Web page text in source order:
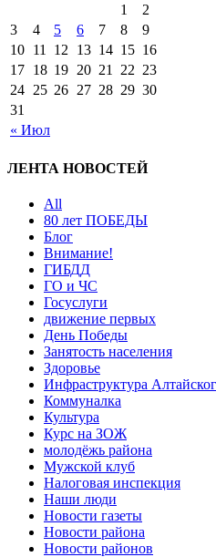
« Июл
1
2
3
4 5 6 7 8
9
10 11 12 13 14 15 16
17 18 19 20 21 22 23
24 25 26 27 28 29 30
31
ЛЕНТА НОВОСТЕЙ
All
80 лет ПОБЕДЫ
Блог
Внимание!
ГИБДД
ГО и ЧС
Госуслуги
движение первых
День Победы
Занятость населения
Здоровье
Инфраструктура
Коммуналка
Культура
Курс на ЗОЖ
молодёжь района
Мужской клуб
Налоговая инспекция
Наши люди
Новости газеты
Новости района
Новости районов